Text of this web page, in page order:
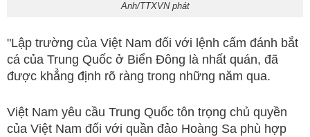
Anh/TTXVN phát
"Lập trường của Việt Nam đối với lệnh cấm đánh bắt
cá của Trung Quốc ở Biển Đông là nhất quán, đã
được khẳng định rõ ràng trong những năm qua.
Việt Nam yêu cầu Trung Quốc tôn trọng chủ quyền
của Việt Nam đối với quần đảo Hoàng Sa phù hợp